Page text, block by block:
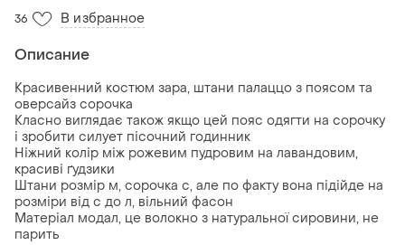
36 В избранное
Описание
Красивенний костюм зара, штани палаццо з поясом та
оверсайз сорочка
Класно виглядає також якщо цей пояс одягти на сорочку
і зробити силует пісочний годинник
Ніжний колір між рожевим пудровим на лавандовим,
красиві ґудзики
Штани розмір м, сорочка с, але по факту вона підійде на
розміри від с до л, вільний фасон
Матеріал модал, це волокно з натуральної сировини, не
парить